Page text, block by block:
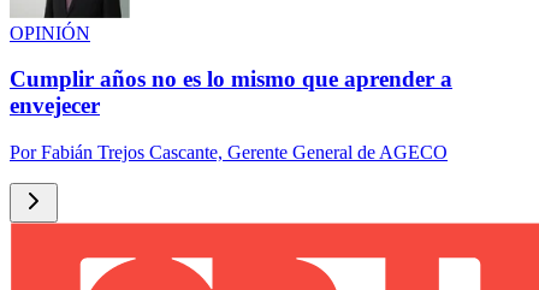
OPINIÓN
Cumplir años no es lo mismo que aprender a
envejecer
PorFabián Trejos Cascante, Gerente General de AGECO